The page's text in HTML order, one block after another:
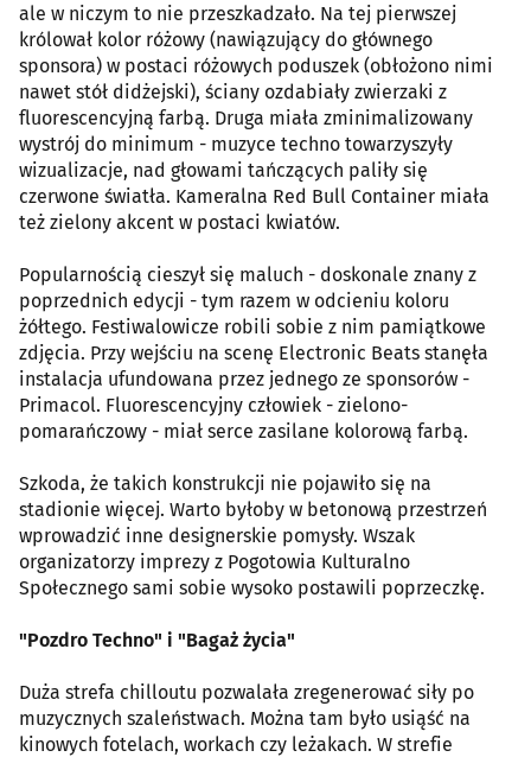
ale w niczym to nie przeszkadzało. Na tej pierwszej
królował kolor różowy (nawiązujący do głównego
sponsora) w postaci różowych poduszek (obłożono nimi
nawet stół didżejski), ściany ozdabiały zwierzaki z
fluorescencyjną farbą. Druga miała zminimalizowany
wystrój do minimum - muzyce techno towarzyszyły
wizualizacje, nad głowami tańczących paliły się
czerwone światła. Kameralna Red Bull Container miała
też zielony akcent w postaci kwiatów.
Popularnością cieszył się maluch - doskonale znany z
poprzednich edycji - tym razem w odcieniu koloru
żółtego. Festiwalowicze robili sobie z nim pamiątkowe
zdjęcia. Przy wejściu na scenę Electronic Beats stanęła
instalacja ufundowana przez jednego ze sponsorów -
Primacol. Fluorescencyjny człowiek - zielono-
pomarańczowy - miał serce zasilane kolorową farbą.
Szkoda, że takich konstrukcji nie pojawiło się na
stadionie więcej. Warto byłoby w betonową przestrzeń
wprowadzić inne designerskie pomysły. Wszak
organizatorzy imprezy z Pogotowia Kulturalno
Społecznego sami sobie wysoko postawili poprzeczkę.
"Pozdro Techno" i "Bagaż życia"
Duża strefa chilloutu pozwalała zregenerować siły po
muzycznych szaleństwach. Można tam było usiąść na
kinowych fotelach, workach czy leżakach. W strefie